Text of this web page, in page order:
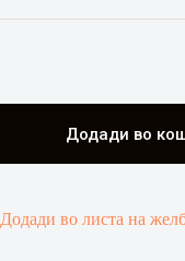
Додади во
Додади во листа на